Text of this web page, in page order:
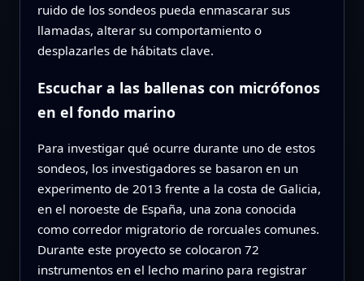
ruido de los sondeos pueda enmascarar sus
llamadas, alterar su comportamiento o
desplazarles de hábitats clave.
Escuchar a las ballenas con micrófonos
en el fondo marino
Para investigar qué ocurre durante uno de estos
sondeos, los investigadores se basaron en un
experimento de 2013 frente a la costa de Galicia,
en el noroeste de España, una zona conocida
como corredor migratorio de rorcuales comunes.
Durante este proyecto se colocaron 72
instrumentos en el lecho marino para registrar